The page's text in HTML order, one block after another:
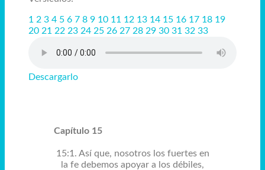
1 2 3 4 5 6 7 8 9 10 11 12 13 14 15 16 17 18 19
20 21 22 23 24 25 26 27 28 29 30 31 32 33
Descargarlo
Capítulo 15
15:1. Así que, nosotros los fuertes en
la fe debemos apoyar a los débiles,